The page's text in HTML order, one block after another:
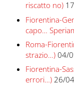
riscatto no)
Fiorentina-
capo…
Roma-
strazio…) 04/
Fiorentina-
errori…) 26/